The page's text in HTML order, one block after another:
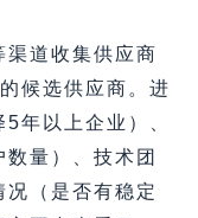
渠道收集供应商
候选供应商。进
年以上企业）、
量）、技术团
况（是否有稳定